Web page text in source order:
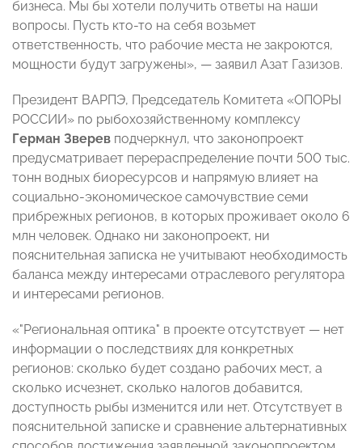
бизнеса. Мы бы хотели получить ответы на наши
вопросы. Пусть кто-то на себя возьмет
ответственность, что рабочие места не закроются,
мощности будут загружены», — заявил Азат Газизов.
Президент ВАРПЭ, Председатель Комитета «ОПОРЫ
РОССИИ» по рыбохозяйственному комплексу
Герман Зверев подчеркнул, что законопроект
предусматривает перераспределение почти 500 тыс.
тонн водных биоресурсов и напрямую влияет на
социально-экономическое самочувствие семи
прибрежных регионов, в которых проживает около 6
млн человек. Однако ни законопроект, ни
пояснительная записка не учитывают необходимость
баланса между интересами отраслевого регулятора
и интересами регионов.
«"Региональная оптика" в проекте отсутствует — нет
информации о последствиях для конкретных
регионов: сколько будет создано рабочих мест, а
сколько исчезнет, сколько налогов добавится,
доступность рыбы изменится или нет. Отсутствует в
пояснительной записке и сравнение альтернативных